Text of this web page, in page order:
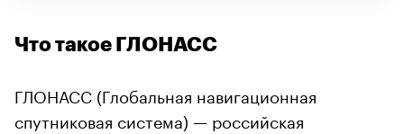
Что такое ГЛОНАСС
ГЛОНАСС (Глобальная навигационная
спутниковая система) — российская